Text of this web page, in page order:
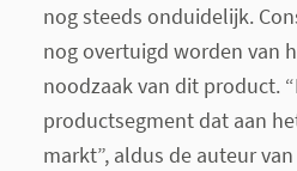
nog steeds onduidelijk.
nog overtuigd worden van
noodzaak van dit product.
productsegment dat aan
markt”, aldus de auteur